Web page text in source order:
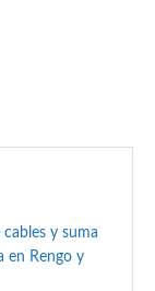
y suma
en Rengo y